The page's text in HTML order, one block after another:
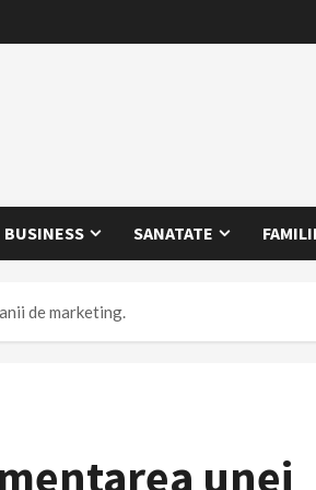
BUSINESS SANATATE
de marketing.
unei